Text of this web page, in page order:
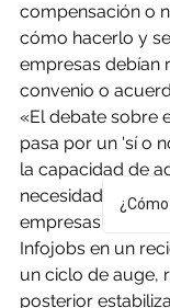
compensación o
cómo hacerlo y
empresas debían
convenio o
«El debate sobre
pasa por un 'sí o
la capacidad de
necesidades
empresas y
Infojobs en un
un ciclo de auge,
posterior